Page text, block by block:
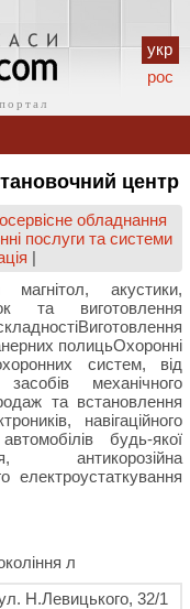
укр
рос
центр
обладнання
послуги та системи
|
акустики,
та виготовлення
полицьОхоронні
систем, від
механічного
та встановлення
навігаційного
будь-якої
антикорозійна
електроустаткування
л
Н.Левицького, 32/1